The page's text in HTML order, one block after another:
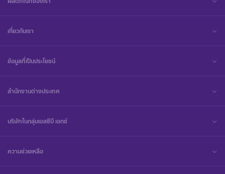
เกี่ยวกับเรา
ข้อมูลที่เป็นประโยชน์
สำนักงานต่างประเทศ
บริษัทในกลุ่มเอสซีบี เอกซ์
ความช่วยเหลือ